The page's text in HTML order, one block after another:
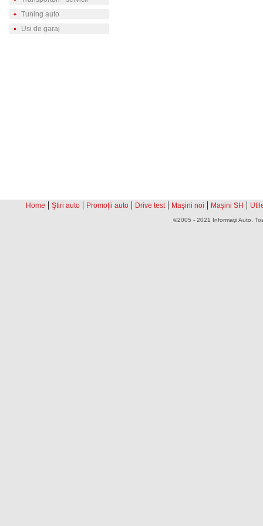
Tuning auto
Usi de garaj
Home | Ştiri auto | Promoţii auto | Drive test | Maşini noi | Maşini SH |
©2005 - 2021 Informaţii Auto.